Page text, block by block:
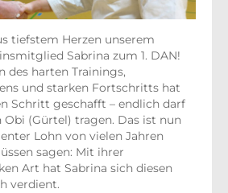
tiefstem Herzen unserem
Sabrina zum 1. DAN!
des harten Trainings,
und starken Fortschritts hat
Schritt geschafft – endlich darf
Obi (Gürtel) tragen. Das ist nun
Lohn von vielen Jahren
sagen: Mit ihrer
Art hat Sabrina sich diesen
verdient.